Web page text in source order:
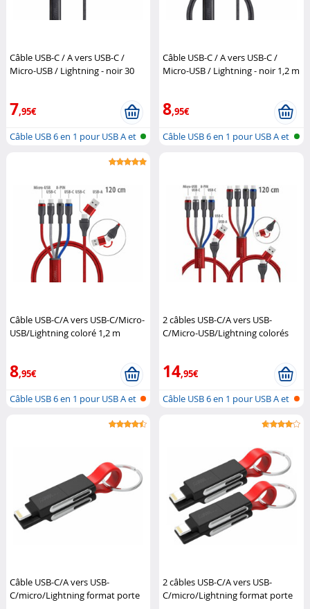
Câble USB-C / A vers USB-C /
Micro-USB / Lightning - noir 30
7,95€
Câble USB 6 en 1 pour USB A et
Câble USB-C / A vers USB-C /
Micro-USB / Lightning - noir 1,2 m
8,95€
Câble USB 6 en 1 pour USB A et
Câble USB-C/A vers USB-C/Micro-
USB/Lightning coloré 1,2 m
8,95€
Câble USB 6 en 1 pour USB A et
2 câbles USB-C/A vers USB-
C/Micro-USB/Lightning colorés
14,95€
Câble USB 6 en 1 pour USB A et
Câble USB-C/A vers USB-
C/micro/Lightning format porte
2 câbles USB-C/A vers USB-
C/micro/Lightning format porte